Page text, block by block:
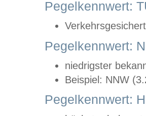
Pegelkennwert:
Pegelkennwert:
niedrigster
Beispiel: NNW
Pegelkennwert: